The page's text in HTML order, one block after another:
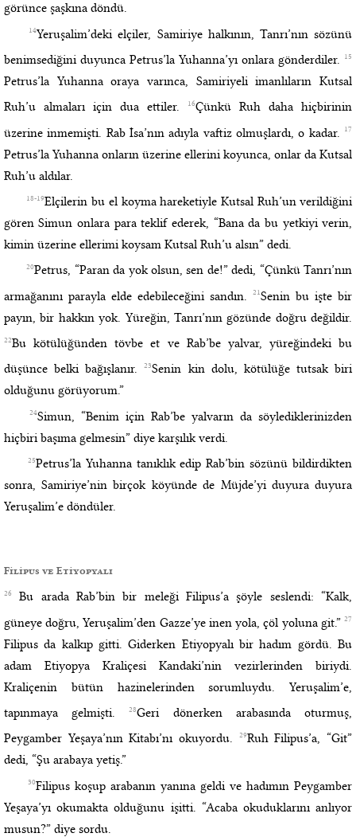
görünce şaşkına döndü.
14Yeruşalim’deki elçiler, Samiriye halkının, Tanrı’nın sözünü
benimsediğini duyunca Petrus’la Yuhanna’yı onlara gönderdiler.
15
Petrus’la Yuhanna oraya varınca, Samiriyeli imanlıların Kutsal
Ruh’u almaları için dua ettiler.
16Çünkü Ruh daha hiçbirinin
üzerine inmemişti. Rab İsa’nın adıyla vaftiz olmuşlardı, o kadar.
17
Petrus’la Yuhanna onların üzerine ellerini koyunca, onlar da Kutsal
Ruh’u aldılar.
18-19Elçilerin bu el koyma hareketiyle Kutsal Ruh’un verildiğini
gören Simun onlara para teklif ederek, “Bana da bu yetkiyi verin,
kimin üzerine ellerimi koysam Kutsal Ruh’u alsın” dedi.
20Petrus, “Paran da yok olsun, sen de!” dedi, “Çünkü Tanrı’nın
armağanını parayla elde edebileceğini sandın.21Senin bu işte bir
payın, bir hakkın yok. Yüreğin, Tanrı’nın gözünde doğru değildir.
22Bu kötülüğünden tövbe et ve Rab’be yalvar, yüreğindeki bu
düşünce belki bağışlanır.23Senin kin dolu, kötülüğe tutsak biri
olduğunu görüyorum.”
24Simun, “Benim için Rab’be yalvarın da söylediklerinizden
hiçbiri başıma gelmesin” diye karşılık verdi.
25Petrus’la Yuhanna tanıklık edip Rab’bin sözünü bildirdikten
sonra, Samiriye’nin birçok köyünde de Müjde’yi duyura duyura
Yeruşalim’e döndüler.
Filipus ve Etiyopyalı
26
Bu arada Rab’bin bir meleği Filipus’a şöyle seslendi: “Kalk,
güneye doğru, Yeruşalim’den Gazze’ye inen yola, çöl yoluna git.”27
Filipus da kalkıp gitti. Giderken Etiyopyalı bir hadım gördü. Bu
adam Etiyopya Kraliçesi Kandaki’nin vezirlerinden biriydi.
Kraliçenin bütün hazinelerinden sorumluydu. Yeruşalim’e,
tapınmaya gelmişti.28Geri dönerken arabasında oturmuş,
Peygamber Yeşaya’nın Kitabı’nı okuyordu.
29Ruh Filipus’a, “Git”
dedi, “Şu arabaya yetiş.”
30Filipus koşup arabanın yanına geldi ve hadımın Peygamber
Yeşaya’yı okumakta olduğunu işitti. “Acaba okuduklarını anlıyor
musun?” diye sordu.